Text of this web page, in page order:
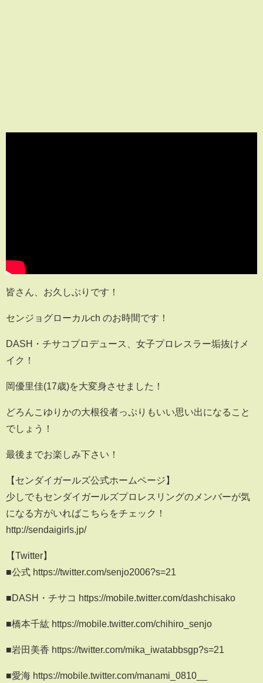
皆さん、お久しぶりです！
センジョグローカルch のお時間です！
DASH・チサコプロデュース、女子プロレスラー垢抜けメ
イク！
岡優里佳(17歳)を大変身させました！
どろんこゆりかの大根役者っぷりもいい思い出になること
でしょう！
最後までお楽しみ下さい！
【センダイガールズ公式ホームページ】
少しでもセンダイガールズプロレスリングのメンバーが気
になる方がいればこちらをチェック！
http://sendaigirls.jp/
【Twitter】
■公式 https://twitter.com/senjo2006?s=21
■DASH・チサコ https://mobile.twitter.com/dashchisako
■橋本千紘 https://mobile.twitter.com/chihiro_senjo
■岩田美香 https://twitter.com/mika_iwatabbsgp?s=21
■愛海 https://mobile.twitter.com/manami_0810__